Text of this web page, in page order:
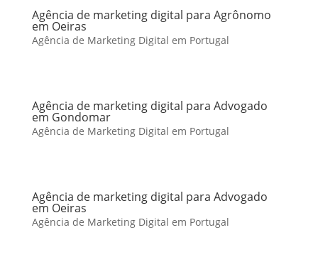
Agência de marketing digital para Agrônomo
em Oeiras
Agência de Marketing Digital em Portugal
Agência de marketing digital para Advogado
em Gondomar
Agência de Marketing Digital em Portugal
Agência de marketing digital para Advogado
em Oeiras
Agência de Marketing Digital em Portugal